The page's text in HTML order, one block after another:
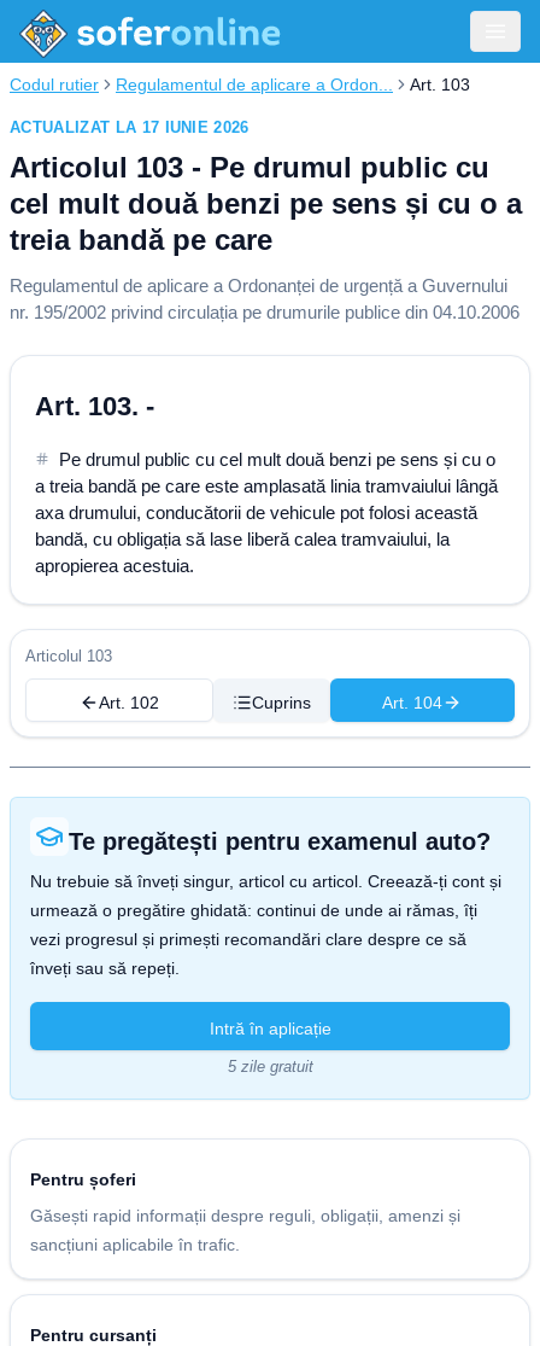
Codul rutier Regulamentul de aplicare a Ordon... Art. 103
ACTUALIZAT LA 17 IUNIE 2026
Articolul 103 - Pe drumul public cu
cel mult două benzi pe sens și cu o a
treia bandă pe care
Regulamentul de aplicare a Ordonanței de urgență a Guvernului
nr. 195/2002 privind circulația pe drumurile publice din 04.10.2006
Art. 103. -
Pe drumul public cu cel mult două benzi pe sens și cu o
a treia bandă pe care este amplasată linia tramvaiului lângă
axa drumului, conducătorii de vehicule pot folosi această
bandă, cu obligația să lase liberă calea tramvaiului, la
apropierea acestuia.
Articolul 103
Art. 102 Cuprins Art. 104
Te pregătești pentru examenul auto?
Nu trebuie să înveți singur, articol cu articol. Creează-ți cont și
urmează o pregătire ghidată: continui de unde ai rămas, îți
vezi progresul și primești recomandări clare despre ce să
înveți sau să repeți.
Intră în aplicație
5 zile gratuit
Pentru șoferi
Găsești rapid informații despre reguli, obligații, amenzi și
sancțiuni aplicabile în trafic.
Pentru cursanți